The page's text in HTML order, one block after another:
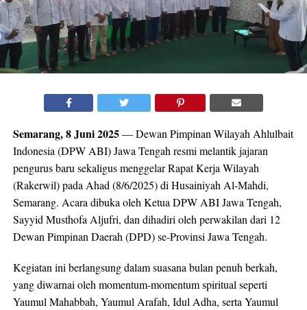
Semarang, 8 Juni 2025— Dewan Pimpinan Wilayah Ahlulbait
Indonesia (DPW ABI) Jawa Tengah resmi melantik jajaran
pengurus baru sekaligus menggelar Rapat Kerja Wilayah
(Rakerwil) pada Ahad (8/6/2025) di Husainiyah Al-Mahdi,
Semarang. Acara dibuka oleh Ketua DPW ABI Jawa Tengah,
Sayyid Musthofa Aljufri, dan dihadiri oleh perwakilan dari 12
Dewan Pimpinan Daerah (DPD) se-Provinsi Jawa Tengah.
Kegiatan ini berlangsung dalam suasana bulan penuh berkah,
yang diwarnai oleh momentum-momentum spiritual seperti
Yaumul Mahabbah, Yaumul Arafah, Idul Adha, serta Yaumul